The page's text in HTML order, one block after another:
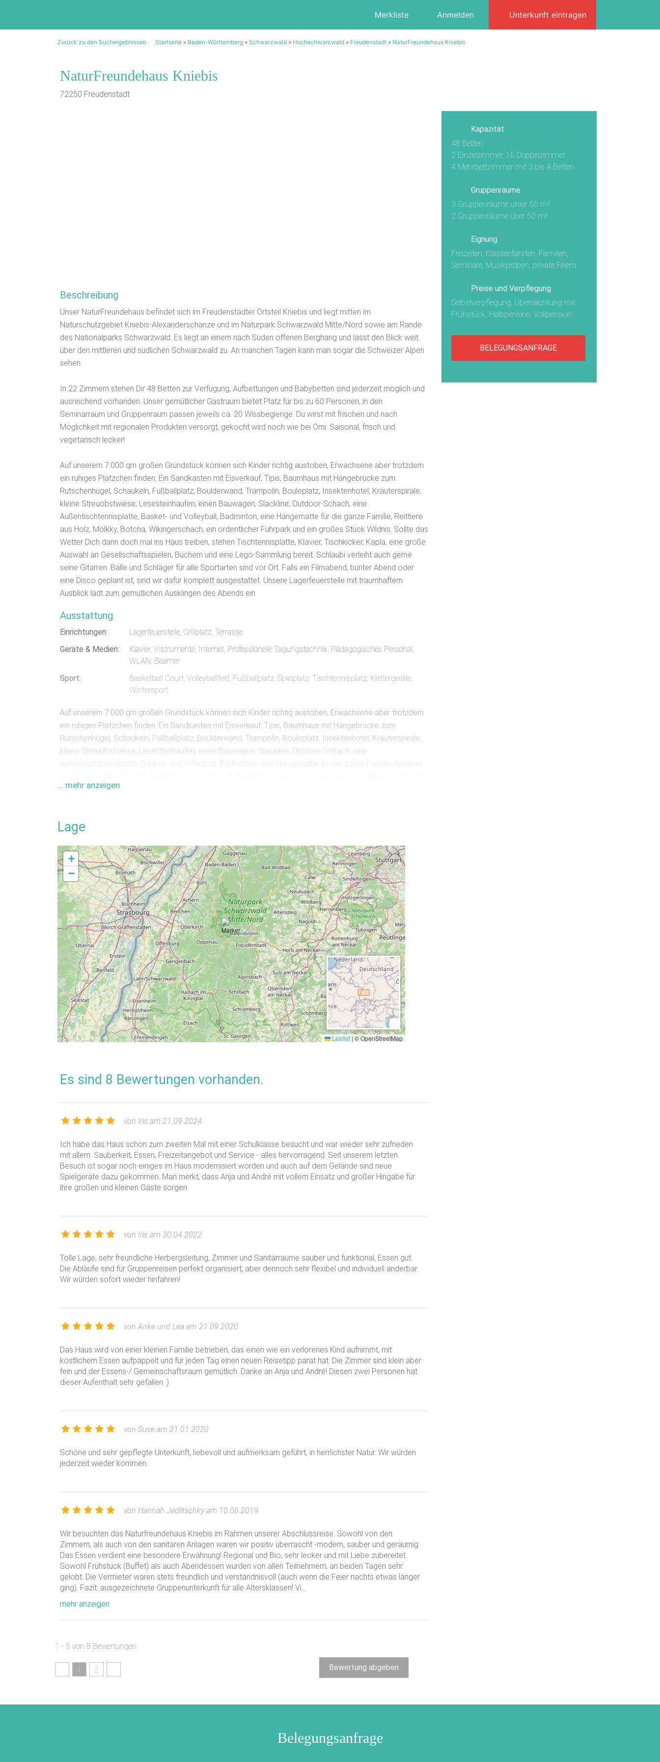
Merkliste Anmelden Unterkunft eintragen
Zurück zu den Suchergebnissen Startseite » Baden-Württemberg » Schwarzwald » Hochschwarzwald » Freudenstadt » NaturFreundehaus Kniebis
NaturFreundehaus Kniebis
72250 Freudenstadt
Kapazität
48 Betten
2 Einzelzimmer, 16 Doppelzimmer
4 Mehrbettzimmer mit 3 bis 4 Betten
Gruppenräume
3 Gruppenräume unter 50 m²
2 Gruppenräume über 50 m²
Eignung
Freizeiten, Klassenfahrten, Familien,
Seminare, Musikproben, private Feiern
Preise und Verpflegung
Selbstverpflegung, Übernachtung mit
Frühstück, Halbpension, Vollpension
BELEGUNGSANFRAGE
Beschreibung
Unser NaturFreundehaus befindet sich im Freudenstädter Ortsteil Kniebis und liegt mitten im
Naturschutzgebiet Kniebis-Alexanderschanze und im Naturpark Schwarzwald Mitte/Nord sowie am Rande
des Nationalparks Schwarzwald. Es liegt an einem nach Süden offenen Berghang und lässt den Blick weit
über den mittleren und südlichen Schwarzwald zu. An manchen Tagen kann man sogar die Schweizer Alpen
sehen.
In 22 Zimmern stehen Dir 48 Betten zur Verfügung, Aufbettungen und Babybetten sind jederzeit möglich und
ausreichend vorhanden. Unser gemütlicher Gastraum bietet Platz für bis zu 60 Personen, in den
Seminarraum und Gruppenraum passen jeweils ca. 20 Wissbegierige. Du wirst mit frischen und nach
Möglichkeit mit regionalen Produkten versorgt, gekocht wird noch wie bei Omi: Saisonal, frisch und
vegetarisch lecker!
Auf unserem 7.000 qm großen Grundstück können sich Kinder richtig austoben, Erwachsene aber trotzdem
ein ruhiges Plätzchen finden. Ein Sandkasten mit Eisverkauf, Tipis, Baumhaus mit Hängebrücke zum
Rutschenhügel, Schaukeln, Fußballplatz, Boulderwand, Trampolin, Bouleplatz, Insektenhotel, Kräuterspirale,
kleine Streuobstwiese, Lesesteinhaufen, einen Bauwagen, Slackline, Outdoor-Schach, eine
Außentischtennisplatte, Basket- und Volleyball, Badminton, eine Hängematte für die ganze Familie, Reittiere
aus Holz, Mölkky, Botcha, Wikingerschach, ein ordentlicher Fuhrpark und ein großes Stück Wildnis. Sollte das
Wetter Dich dann doch mal ins Haus treiben, stehen Tischtennisplatte, Klavier, Tischkicker, Kapla, eine große
Auswahl an Gesellschaftsspielen, Büchern und eine Lego-Sammlung bereit. Schlaubi verleiht auch gerne
seine Gitarren. Bälle und Schläger für alle Sportarten sind vor Ort. Falls ein Filmabend, bunter Abend oder
eine Disco geplant ist, sind wir dafür komplett ausgestattet. Unsere Lagerfeuerstelle mit traumhaftem
Ausblick lädt zum gemütlichen Ausklingen des Abends ein
Ausstattung
Einrichtungen:
Lagerfeuerstelle, Grillplatz, Terrasse
Geräte & Medien:
Klavier, Instrumente, Internet, Professionelle Tagungstechnik, Pädagogisches Personal,
WLAN, Beamer
Sport:
Basketball Court, Volleyballfeld, Fußballplatz, Spielplatz, Tischtennisplatz, Klettergeräte,
Wintersport
Auf unserem 7.000 qm großen Grundstück können sich Kinder richtig austoben, Erwachsene aber trotzdem
ein ruhiges Plätzchen finden. Ein Sandkasten mit Eisverkauf, Tipis, Baumhaus mit Hängebrücke zum
Rutschenhügel, Schaukeln, Fußballplatz, Boulderwand, Trampolin, Bouleplatz, Insektenhotel, Kräuterspirale,
kleine Streuobstwiese, Lesesteinhaufen, einen Bauwagen, Slackline, Outdoor-Schach, eine
Wetter Dich dann doch mal ins Haus treiben, stehen Tischtennisplatte, Klavier, Tischkicker, Kapla, eine große
eine Disco geplant ist, sind wir dafür komplett ausgestattet. Unsere Lagerfeuerstelle mit traumhaftem
Verpflegung
Verpflegungsmöglichkeiten: vegetarisch, muslimisch, Vollwert, diätisch
Wir bieten unseren Gästen ein reichhaltiges Frühstücksbuffet für einen guten Start in den Tag.
Da unsere Gäste in der Regel tagsüber die reizvolle Natur des Nordschwarzwaldes erwandern, bieten wir
am Abend ein vegetarisches, 3-gängiges Halbpensionsmenü mit überwiegend regionalen und zum Teil
biologischen Produkten an.
Umgebung
Entfernungen: Hallenbad (12,0 km),Freibad (2,0 km),See (4,0 km), Skilift (1,0 km), Loipe (1,0 km), Bahnhof
(12,0 km)
Der Ort Kniebis liegt auf einem Hochplateau im Nordschwarzwald auf ca. 1000 Meter Höhe. Im Umkreis von
wenigen Kilometern entspringen viele wichtige Flüsse des mittleren und des Nordschwarzwalds.
Die Kinzig fliesst nach Süden und mündet bei Offenburg in den Rhein. Die Rench und die Acher nehmen den
wir eindrucksvolle Wasserfälle, z.B. Allerheiligen.
Naturschönheiten bietet. Im Geburtsgebiet so vieler Flüsse können ungewöhnliche Naturbeobachtungen
gemacht werden, z.B. Auerhahn, Karseen, Grinden, Hochmoore usw.
Über die Schwarzwaldhochstrasse ist der Ort Kniebis und viele touristische Sehenswürdigkeiten schnell zu
Nähe, z.B. Kniebis, Freudenstadt, Baiersbronn, Schliffkopf, Ruhestein.
Mindestbuchungsdauer an Wochenenden 2 Übernachtungen, über Weihnachten, Silvester und Brückentage
3 Übernachtungen. Gültig ab Mai 2026. Zahlung per deutscher EC-Karte möglich.
Gruppenpreise für Schulklassen bitte anfragen.
Aktuelle Preise findest Du immer auf unserer Homepage. Mehr Infos unter https://naturfreundehaus-
kniebis.de
Die Preise gelten für Buchungen bis 31. Dezember 2027 vorbehaltlich durch Preissteigerungen unserer
Partner/Lieferanten erforderlich werdender Preisanpassungen. Es gelten unsere allgemeinen
... mehr anzeigen
Lage
+
−
Leaflet | © OpenStreetMap
Es sind 8 Bewertungen vorhanden.
von Iris am 21.09.2024
Ich habe das Haus schon zum zweiten Mal mit einer Schulklasse besucht und war wieder sehr zufrieden
mit allem: Sauberkeit, Essen, Freizeitangebot und Service - alles hervorragend. Seit unserem letzten
Besuch ist sogar noch einiges im Haus modernisiert worden und auch auf dem Gelände sind neue
Spielgeräte dazu gekommen. Man merkt, dass Anja und André mit vollem Einsatz und großer Hingabe für
ihre großen und kleinen Gäste sorgen.
von Iris am 30.04.2022
Tolle Lage, sehr freundliche Herbergsleitung, Zimmer und Sanitärräume sauber und funktional, Essen gut.
Die Abläufe sind für Gruppenreisen perfekt organisiert, aber dennoch sehr flexibel und individuell änderbar.
Wir würden sofort wieder hinfahren!
von Anke und Lea am 21.09.2020
Das Haus wird von einer kleinen Familie betrieben, das einen wie ein verlorenes Kind aufnimmt, mit
köstlichem Essen aufpäppelt und für jeden Tag einen neuen Reisetipp parat hat. Die Zimmer sind klein aber
fein und der Essens-/ Gemeinschaftsraum gemütlich. Danke an Anja und André! Diesen zwei Personen hat
dieser Aufenthalt sehr gefallen :)
von Suse am 21.01.2020
Schöne und sehr gepflegte Unterkunft, liebevoll und aufmerksam geführt, in herrlichster Natur. Wir würden
jederzeit wieder kommen.
von Hannah Jedlitschky am 10.06.2019
Wir besuchten das Naturfreundehaus Kniebis im Rahmen unserer Abschlussreise. Sowohl von den
Zimmern, als auch von den sanitären Anlagen waren wir positiv überrascht -modern, sauber und geräumig.
Das Essen verdient eine besondere Erwähnung! Regional und Bio, sehr lecker und mit Liebe zubereitet.
Sowohl Frühstück (Buffet) als auch Abendessen wurden von allen Teilnehmern, an beiden Tagen sehr
gelobt. Die Vermieter waren stets freundlich und verständnisvoll (auch wenn die Feier nachts etwas länger
ging). Fazit: ausgezeichnete Gruppenunterkunft für alle Altersklassen! Vi...
mehr anzeigen
1 - 5 von 8 Bewertungen
1 2 Bewertung abgeben
Belegungsanfrage